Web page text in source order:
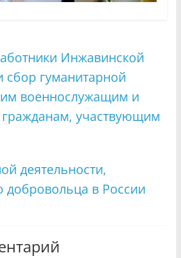
Инжавинской
сбор гуманитарной
военнослужащим и
участвующим
деятельности,
в России